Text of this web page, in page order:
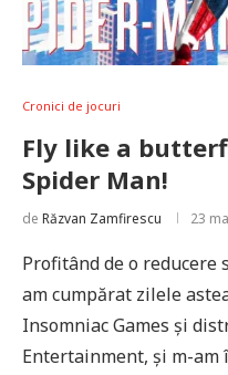
Cronici de jocuri
Fly like a
Spider Man!
de Răzvan Zamfirescu 23
Profitând de o reducere
am cumpărat zilele
Insomniac Games și
Entertainment, și m-am